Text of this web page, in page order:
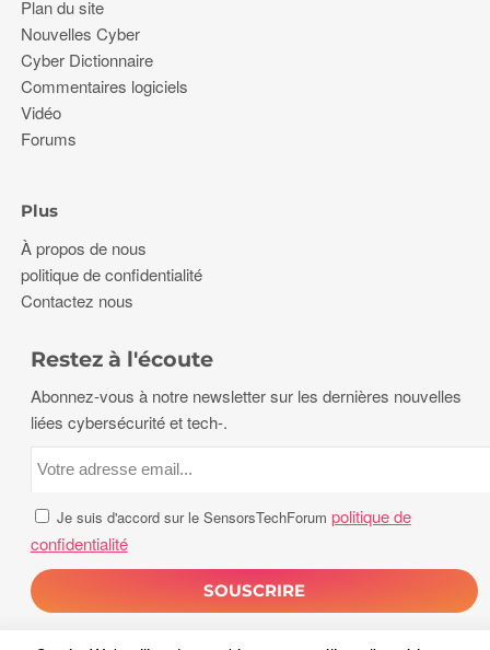
Plan du site
Nouvelles Cyber
Cyber Dictionnaire
Commentaires logiciels
Vidéo
Forums
Plus
À propos de nous
politique de confidentialité
Contactez nous
Restez à l'écoute
Abonnez-vous à notre newsletter sur les dernières nouvelles
liées cybersécurité et tech-.
Je suis d'accord sur le SensorsTechForum politique de
confidentialité